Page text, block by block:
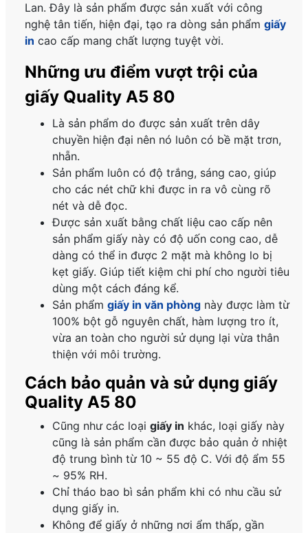
Lan. Đây là sản phẩm được sản xuất với công
nghệ tân tiến, hiện đại, tạo ra dòng sản phẩmgiấy
in cao cấp mang chất lượng tuyệt vời.
Những ưu điểm vượt trội của
giấy Quality A5 80
Là sản phẩm do được sản xuất trên dây
chuyền hiện đại nên nó luôn có bề mặt trơn,
nhẵn.
Sản phẩm luôn có độ trắng, sáng cao, giúp
cho các nét chữ khi được in ra vô cùng rõ
nét và dễ đọc.
Được sản xuất bằng chất liệu cao cấp nên
sản phẩm giấy này có độ uốn cong cao, dễ
dàng có thể in được 2 mặt mà không lo bị
kẹt giấy. Giúp tiết kiệm chi phí cho người tiêu
dùng một cách đáng kể.
Sản phẩmgiấy in văn phòng này được làm từ
100% bột gỗ nguyên chất, hàm lượng tro ít,
vừa an toàn cho người sử dụng lại vừa thân
thiện với môi trường.
Cách bảo quản và sử dụng giấy
Quality A5 80
Cũng như các loạigiấy in khác, loại giấy này
cũng là sản phẩm cần được bảo quản ở nhiệt
độ trung bình từ 10 ~ 55 độ C. Với độ ẩm 55
~ 95% RH.
Chỉ tháo bao bì sản phẩm khi có nhu cầu sử
dụng giấy in.
Không để giấy ở những nơi ẩm thấp, gần